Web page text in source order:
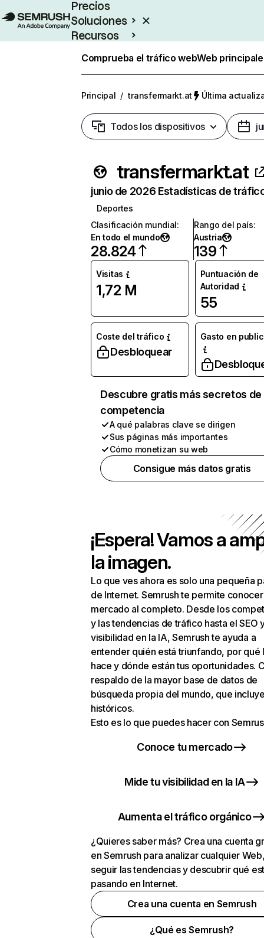
Precios
Soluciones
Recursos
Comprueba el tráfico webWeb
Principal / transfermarkt.at Última
Todos los dispositivos
transfermarkt.at
junio de 2026 Estadísticas de
Deportes
Clasificación mundial:
En todo el mundo
28.824
Rango del país:
Austria
139
Visitas
1,72 M
Puntuación de
Autoridad
55
Coste del tráfico
Desbloquear
Gasto en
Descubre gratis más secretos de
competencia
A qué palabras clave se dirigen
Sus páginas más importantes
Cómo monetizan su web
Consigue más datos gratis
¡Espera! Vamos a
la imagen.
Lo que ves ahora es solo una pequeña
de Internet. Semrush te permite
mercado al completo. Desde los
y las tendencias de tráfico hasta el SEO
visibilidad en la IA, Semrush te ayuda a
entender quién está triunfando, por qué
hace y dónde están tus oportunidades.
respaldo de la mayor base de datos de
búsqueda propia del mundo, que
históricos.
Esto es lo que puedes hacer con
Conoce tu mercado
Mide tu visibilidad en la IA
Aumenta el tráfico orgánico
¿Quieres saber más? Crea una cuenta
en Semrush para analizar cualquier
seguir las tendencias y descubrir qué
pasando en Internet.
Crea una cuenta en Semrush
¿Qué es Semrush?